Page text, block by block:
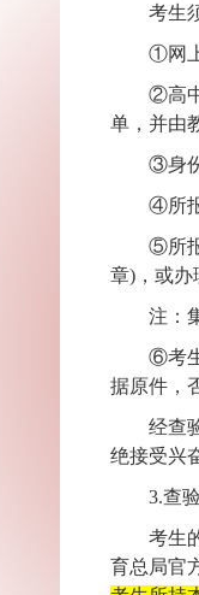
考生
①网
②高
单，并由
③身
④所
⑤所
章) ，或
注：
⑥考
据原件，
经查
绝接受兴
3.查
考生
育总局官